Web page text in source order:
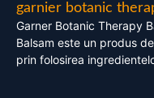
garnier botanic
Garner Botanic Therapy
Balsam este un produs
prin folosirea